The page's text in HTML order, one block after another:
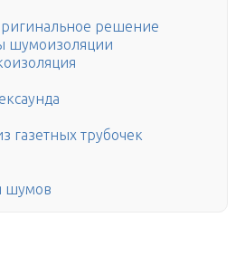
решение
шумоизоляции
газетных трубочек
шумов